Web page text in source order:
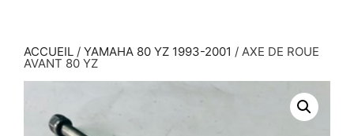
ACCUEIL / YAMAHA 80 YZ 1993-2001 / AXE DE ROUE
AVANT 80 YZ